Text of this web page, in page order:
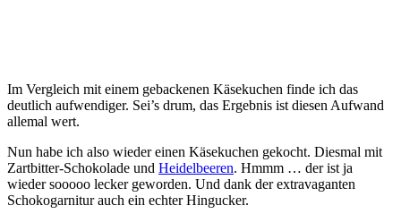
Im Vergleich mit einem gebackenen Käsekuchen finde ich das
deutlich aufwendiger. Sei’s drum, das Ergebnis ist diesen Aufwand
allemal wert.
Nun habe ich also wieder einen Käsekuchen gekocht. Diesmal mit
Zartbitter-Schokolade und Heidelbeeren. Hmmm … der ist ja
wieder sooooo lecker geworden. Und dank der extravaganten
Schokogarnitur auch ein echter Hingucker.